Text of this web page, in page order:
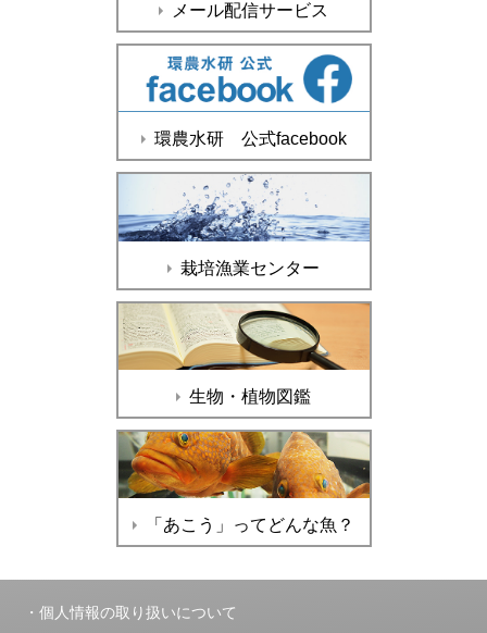
メール配信サービス
環農水研 公式facebook
栽培漁業センター
生物・植物図鑑
「あこう」ってどんな魚？
個人情報の取り扱いについて